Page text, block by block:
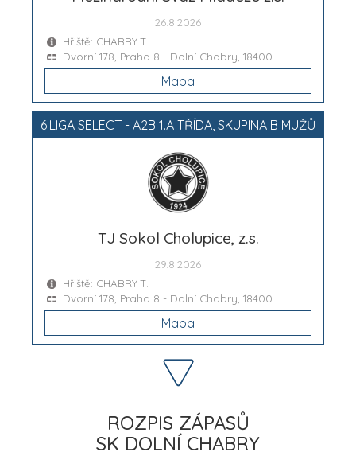
26.8.2026
Hřiště: CHABRY T.
Dvorní 178, Praha 8 - Dolní Chabry, 18400
Mapa
6.LIGA SELECT - A2B 1.A TŘÍDA, SKUPINA B MUŽŮ
TJ Sokol Cholupice, z.s.
29.8.2026
Hřiště: CHABRY T.
Dvorní 178, Praha 8 - Dolní Chabry, 18400
Mapa
ROZPIS ZÁPASŮ
SK DOLNÍ CHABRY